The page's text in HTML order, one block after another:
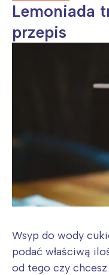
Lemoniada
przepis
Wsyp do wody
podać właściwą
od tego czy